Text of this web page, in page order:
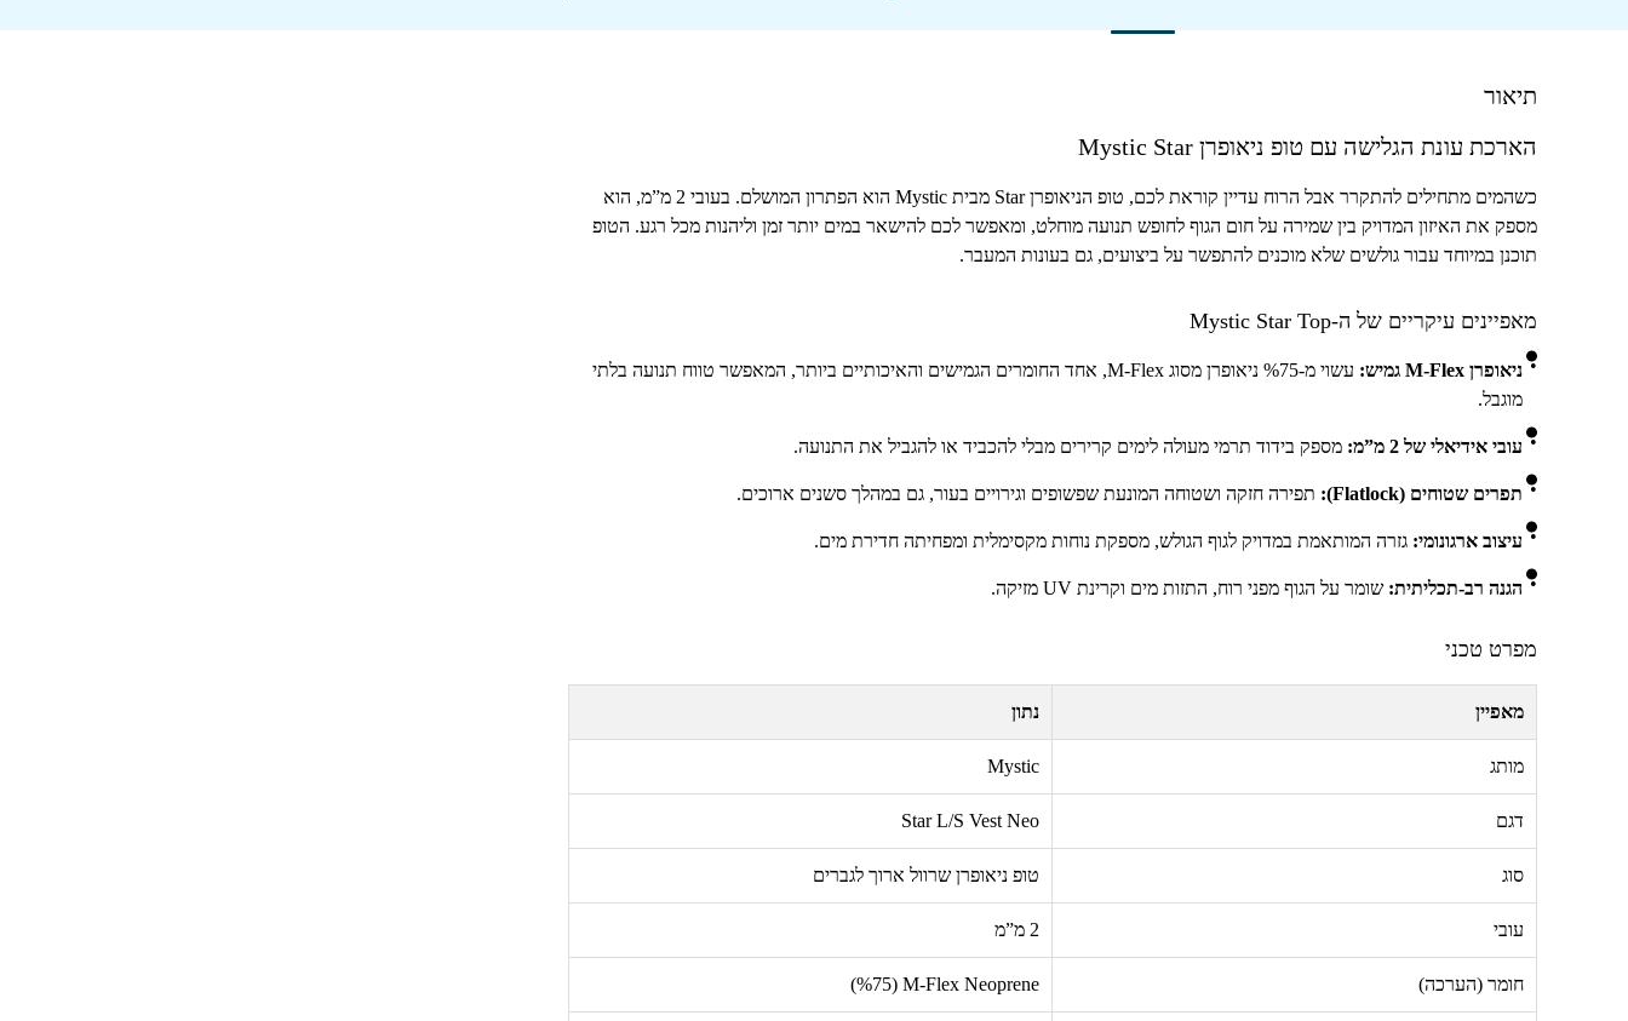
תיאור
הארכת עונת הגלישה עם טופ ניאופרן Mystic Star
כשהמים מתחילים להתקרר אבל הרוח עדיין קוראת לכם, טופ הניאופרןStar מבית Mystic
הוא הפתרון המושלם. בעובי 2 מ”מ, הוא
מספק את האיזון המדויק בין שמירה על חום הגוף לחופש תנועה מוחלט, ומאפשר לכם להישאר במים יותר זמן וליהנות מכל רגע. הטופ
תוכנן במיוחד עבור גולשים שלא מוכנים להתפשר על ביצועים, גם בעונות המעבר.
מאפיינים עיקריים של ה-Mystic Star Top
ניאופרן M-Flex גמיש: עשוי מ-75% ניאופרן מסוג M-Flex, אחד החומרים הגמישים והאיכותיים ביותר, המאפשר טווח תנועה בלתי
מוגבל.
עובי אידיאלי של 2 מ”מ: מספק בידוד תרמי מעולה לימים קרירים מבלי להכביד או להגביל את התנועה.
תפרים שטוחים (Flatlock
): תפירה חזקה ושטוחה המונעת שפשופים וגירויים בעור, גם במהלך סשנים ארוכים.
עיצוב ארגונומי: גזרה המותאמת במדויק לגוף הגולש, מספקת נוחות מקסימלית ומפחיתה חדירת מים.
הגנה רב-תכליתית: שומר על הגוף מפני רוח, התזות מים וקרינת UV מזיקה.
מפרט טכני
מאפיין נתון
מותג Mystic
דגם Star L/S Vest Neo
סוג טופ ניאופרן שרוול ארוך לגברים
עובי 2 מ”מ
חומר (הערכה) M-Flex Neoprene
(
75
%)